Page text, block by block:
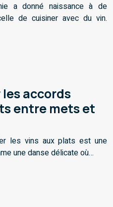
a donné naissance à de
de cuisiner avec du vin.
accords
entre mets et
les vins aux plats est une
une danse délicate où…